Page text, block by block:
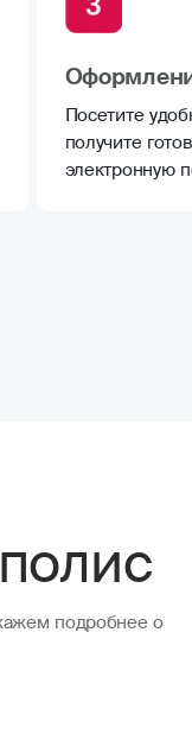
Посетите
получите
электронную
подробнее о